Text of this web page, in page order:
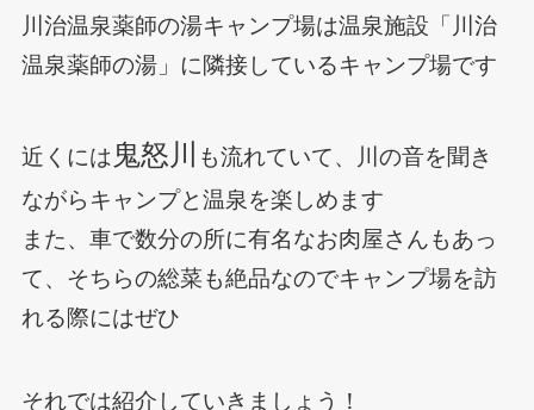
川治温泉薬師の湯キャンプ場は温泉施設「川治
温泉薬師の湯」に隣接しているキャンプ場です
近くには 鬼怒川
も流れていて、川の音を聞き
ながらキャンプと温泉を楽しめます
また、車で数分の所に有名なお肉屋さんもあっ
て、そちらの総菜も絶品なのでキャンプ場を訪
れる際にはぜひ
それでは紹介していきましょう！